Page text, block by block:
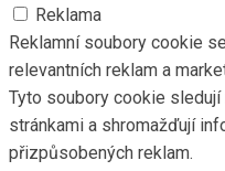
Reklama
Reklamní soubory cookie
relevantních reklam a
Tyto soubory cookie
stránkami a shromažďují
přizpůsobených reklam.